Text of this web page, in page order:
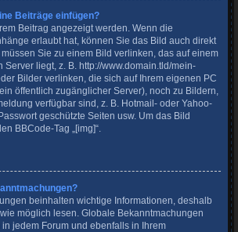
Beiträge einfügen?
Beitrag angezeigt werden. Wenn die
erlaubt hat, können Sie das Bild auch direkt
Sie zu einem Bild verlinken, das auf einem
liegt, z. B. http://www.domain.tld/mein-
Bilder verlinken, die sich auf Ihrem eigenen PC
öffentlich zugänglicher Server), noch zu Bildern,
verfügbar sind, z. B. Hotmail- oder Yahoo-
geschützte Seiten usw. Um das Bild
BBCode-Tag „[img]“.
beinhalten wichtige Informationen, deshalb
möglich lesen. Globale Bekanntmachungen
jedem Forum und ebenfalls in Ihrem